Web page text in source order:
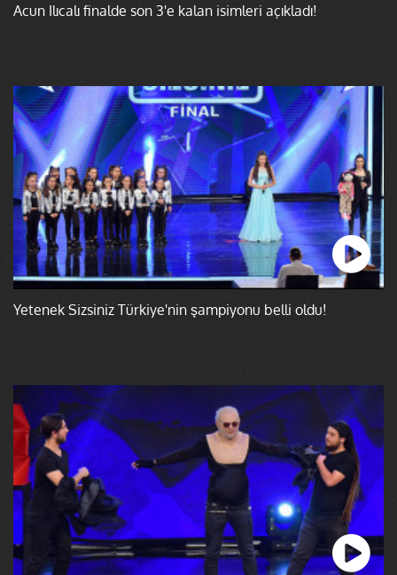
Acun Ilıcalı finalde son 3'e kalan isimleri açıkladı!
Yetenek Sizsiniz Türkiye'nin şampiyonu belli oldu!